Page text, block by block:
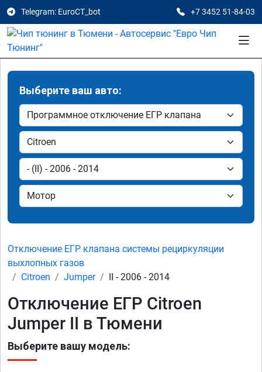
Telegram: EuroCT_bot +7 3452 51-84-03
Выберите ваш авто:
Отключение ЕГР клапана системы рециркуляции
выхлопных газов
Citroen
Jumper II - 2006 - 2014
Отключение ЕГР Citroen
Jumper II в Тюмени
Выберите вашу модель: